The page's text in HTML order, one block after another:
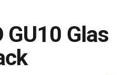
GU10 Glas